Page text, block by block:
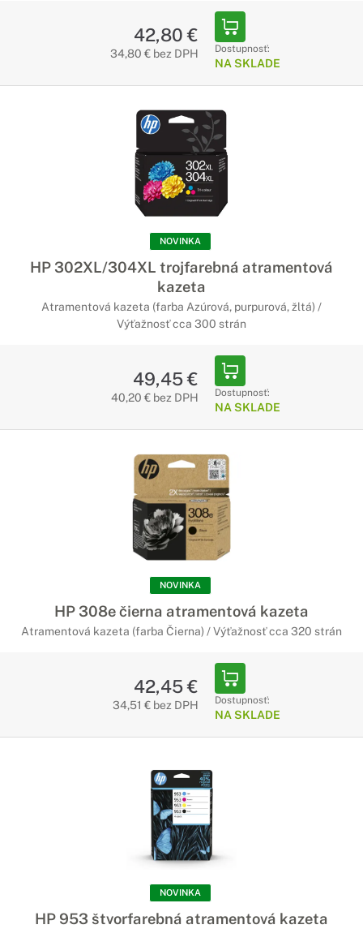
42,80 €
34,80 € bez DPH Dostupnosť:
NA SKLADE
NOVINKA
HP 302XL/304XL trojfarebná atramentová
kazeta
Atramentová kazeta (farba Azúrová, purpurová, žltá) /
Výťažnosť cca 300 strán
49,45 €
40,20 € bez DPH Dostupnosť:
NA SKLADE
NOVINKA
HP 308e čierna atramentová kazeta
Atramentová kazeta (farba Čierna) / Výťažnosť cca 320 strán
42,45 €
34,51 € bez DPH Dostupnosť:
NA SKLADE
NOVINKA
HP 953 štvorfarebná atramentová kazeta